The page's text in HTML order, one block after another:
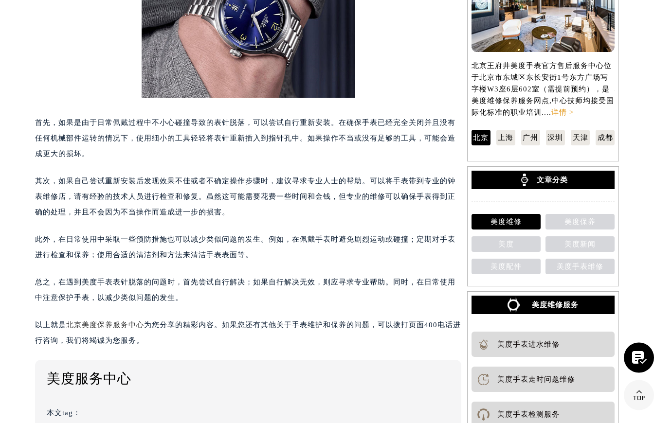
首先，如果是由于日常佩戴过程中不小心碰撞导致的表针脱落，可以尝试自行重新安装。在确保手表已经完全关闭并且没有
任何机械部件运转的情况下，使用细小的工具轻轻将表针重新插入到指针孔中。如果操作不当或没有足够的工具，可能会造
成更大的损坏。
其次，如果自己尝试重新安装后发现效果不佳或者不确定操作步骤时，建议寻求专业人士的帮助。可以将手表带到专业的钟
表维修店，请有经验的技术人员进行检查和修复。虽然这可能需要花费一些时间和金钱，但专业的维修可以确保手表得到正
确的处理，并且不会因为不当操作而造成进一步的损害。
此外，在日常使用中采取一些预防措施也可以减少类似问题的发生。例如，在佩戴手表时避免剧烈运动或碰撞；定期对手表
进行检查和保养；使用合适的清洁剂和方法来清洁手表表面等。
总之，在遇到美度手表表针脱落的问题时，首先尝试自行解决；如果自行解决无效，则应寻求专业帮助。同时，在日常使用
中注意保护手表，以减少类似问题的发生。
以上就是北京美度保养服务中心为您分享的精彩内容。如果您还有其他关于手表维护和保养的问题，可以拨打页面400电话进
行咨询，我们将竭诚为您服务。
美度服务中心
本文tag：
北京王府井美度手表官方售后服务中心位
于北京市东城区东长安街1号东方广场写
字楼W3座6层602室（需提前预约），是
美度维修保养服务网点,中心技师均接受国
际化标准的职业培训....详情 >
北京 上海 广州 深圳 天津 成都
文章分类
美度维修 美度保养
美度 美度新闻
美度配件 美度手表维修
美度维修服务
美度手表进水维修
美度手表走时问题维修
美度手表检测服务

